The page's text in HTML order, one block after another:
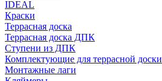
IDEAL
Краски
Террасная доска
Террасная доска ДПК
Ступени из ДПК
Комплектующие для террасной доски
Монтажные лаги